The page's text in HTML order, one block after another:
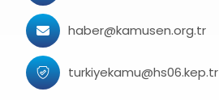
haber@kamusen.org.tr
turkiyekamu@hs06.kep.tr